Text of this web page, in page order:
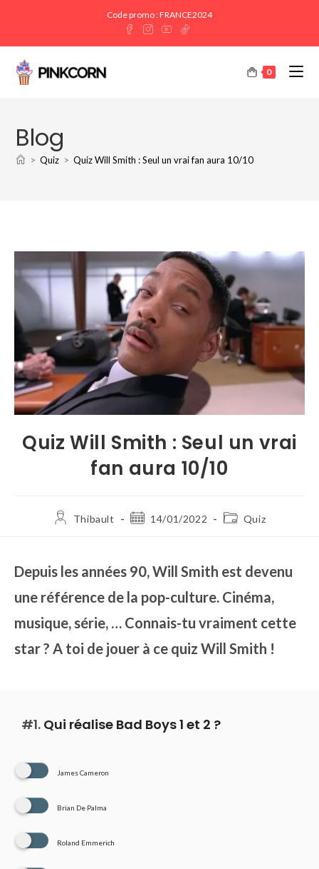
Code promo : FRANCE2024
0
Blog
> Quiz > Quiz Will Smith : Seul un vrai fan aura 10/10
Quiz Will Smith : Seul un vrai
fan aura 10/10
Thibault 14/01/2022 Quiz
Depuis les années 90, Will Smith est devenu
une référence de la pop-culture. Cinéma,
musique, série, … Connais-tu vraiment cette
star ? A toi de jouer à ce quiz Will Smith !
#1. Qui réalise Bad Boys 1 et 2 ?
James Cameron
Brian De Palma
Roland Emmerich